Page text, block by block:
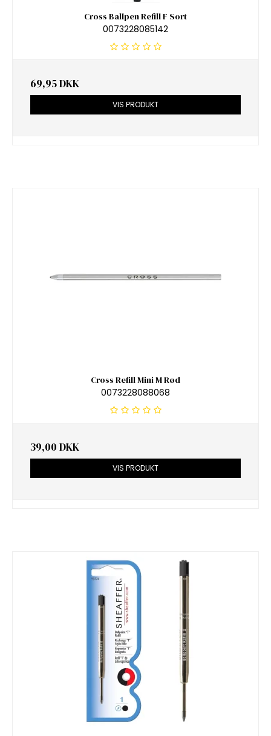
Cross Ballpen Refill F Sort
0073228085142
69,95 DKK
VIS PRODUKT
Cross Refill Mini M Rød
0073228088068
39,00 DKK
VIS PRODUKT